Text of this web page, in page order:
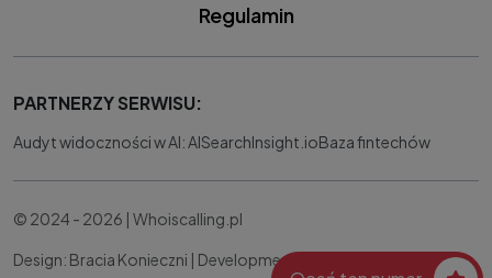
Regulamin
PARTNERZY SERWISU:
Audyt widoczności w AI: AISearchInsight.ioBaza fintechów
© 2024 - 2026 | Whoiscalling.pl
Design: Bracia Konieczni | Development: